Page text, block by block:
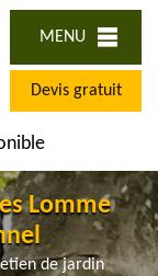
MENU
Devis gratuit
Lomme
de jardin